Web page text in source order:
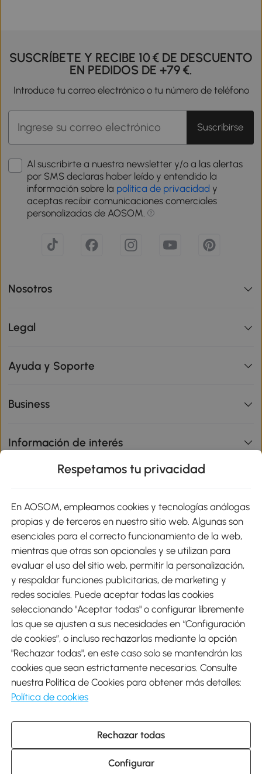
SUSCRÍBETE Y RECIBE 10 € DE DESCUENTO
EN PEDIDOS DE +79 €.
Introduce tu correo electrónico o tu número de teléfono
Suscribirse
Al suscribirte a nuestra newsletter y/o a las alertas
por SMS declaras haber leído y entendido la
información sobre la política de privacidad y
aceptas recibir comunicaciones comerciales
personalizadas de AOSOM.
Nosotros
Legal
Ayuda y Soporte
Business
Información de interés
Métodos de Pago
Envíos
Descargar Aosom App
Google Play
931 29 45 12 (L-V de 8:30 a 17:30h)
atencioncliente@aosom.es
C/ Roc Gros, nº 15. 08550 Els Hostalets de Balenyà (Barcelona),
Respetamos tu privacidad
En AOSOM, empleamos cookies y tecnologías análogas
propias y de terceros en nuestro sitio web. Algunas son
esenciales para el correcto funcionamiento de la web,
mientras que otras son opcionales y se utilizan para
evaluar el uso del sitio web, permitir la personalización,
y respaldar funciones publicitarias, de marketing y
redes sociales. Puede aceptar todas las cookies
seleccionando "Aceptar todas" o configurar libremente
las que se ajusten a sus necesidades en “Configuración
de cookies”, o incluso rechazarlas mediante la opción
"Rechazar todas", en este caso solo se mantendrán las
cookies que sean estrictamente necesarias. Consulte
nuestra Política de Cookies para obtener más detalles:
Política de cookies
Rechazar todas
Configurar